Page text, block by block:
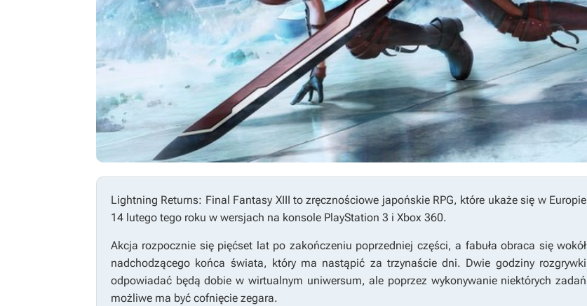
Lightning Returns: Final Fantasy XIII to zręcznościowe japońskie RPG, które ukaże się w Europie
14 lutego tego roku w wersjach na konsole PlayStation 3 i Xbox 360.
Akcja rozpocznie się pięćset lat po zakończeniu poprzedniej części, a fabuła obraca się wokół
nadchodzącego końca świata, który ma nastąpić za trzynaście dni. Dwie godziny rozgrywki
odpowiadać będą dobie w wirtualnym uniwersum, ale poprzez wykonywanie niektórych zadań
możliwe ma być cofnięcie zegara.